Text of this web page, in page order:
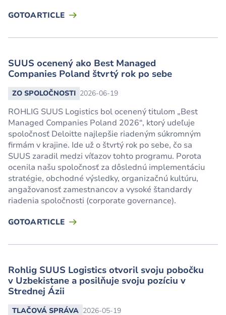
GOTOARTICLE
SUUS ocenený ako Best Managed
Companies Poland štvrtý rok po sebe
ZO SPOLOČNOSTI 2026-06-19
ROHLIG SUUS Logistics bol ocenený titulom „Best
Managed Companies Poland 2026“, ktorý udeľuje
spoločnosť Deloitte najlepšie riadeným súkromným
firmám v krajine. Ide už o štvrtý rok po sebe, čo sa
SUUS zaradil medzi víťazov tohto programu. Porota
ocenila našu spoločnosť za dôslednú implementáciu
stratégie, obchodné výsledky, organizačnú kultúru,
angažovanosť zamestnancov a vysoké štandardy
riadenia spoločnosti (corporate governance).
GOTOARTICLE
Rohlig SUUS Logistics otvoril svoju pobočku
v Uzbekistane a posilňuje svoju pozíciu v
Strednej Ázii
TLAČOVÁ SPRÁVA 2026-05-19